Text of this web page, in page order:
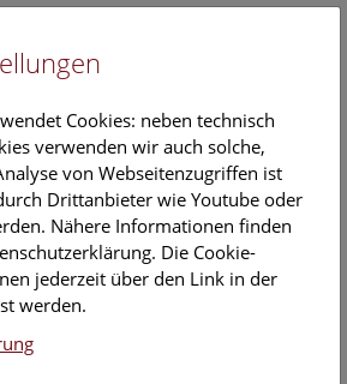
EN
der Mineralogisch-
ist ein Teil der
Die Bestände umfassen derzeit ca.
Cookies: neben technisch
verwenden wir auch solche,
von Webseitenzugriffen ist
Drittanbieter wie Youtube oder
Nähere Informationen finden
Die Cookie-
jederzeit über den Link in der
werden.